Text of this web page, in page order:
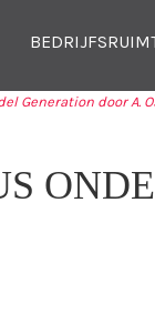
Generation door A.